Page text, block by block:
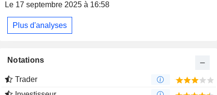
Le 17 septembre 2025 à 16:58
Plus d'analyses
Notations
Trader